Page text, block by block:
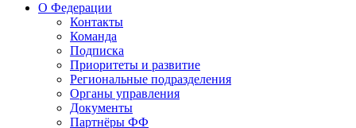
О Федерации
Контакты
Команда
Подписка
Приоритеты и развитие
Региональные подразделения
Органы управления
Документы
Партнёры ФФ